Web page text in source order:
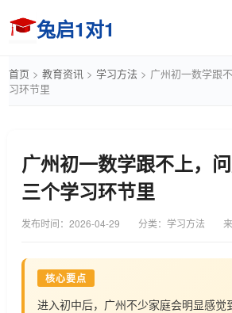
兔启1对1
首页 > 教育资讯 > 学习方法 > 广州初一数学跟
习环节里
广州初一数学跟不上，
三个学习环节里
发布时间： 2026-04-29 分类：学习方法
核心要点
进入初中后，广州不少家庭会明显感觉